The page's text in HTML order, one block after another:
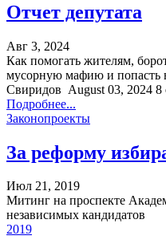
Отчет депутата
Авг 3, 2024
Как помогать жителям,
мусорную мафию и попасть
Свиридов August 03, 2024 8
Подробнее...
Законопроекты
За реформу
Июл 21, 2019
Митинг на проспекте
независимых кандидатов
2019